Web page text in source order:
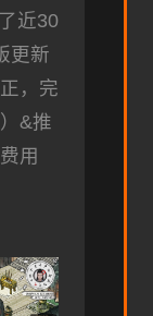
近30
更新
，完
&推
用